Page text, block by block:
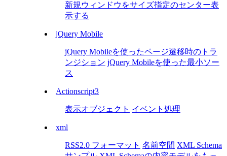
新規ウィンドウをサイズ指定のセンター表
示する
jQuery Mobile
jQuery Mobileを使ったページ遷移時のトラ
ンジション jQuery Mobileを使った最小ソー
ス
Actionscript3
表示オブジェクト イベント処理
xml
RSS2.0 フォーマット 名前空間 XML Schema